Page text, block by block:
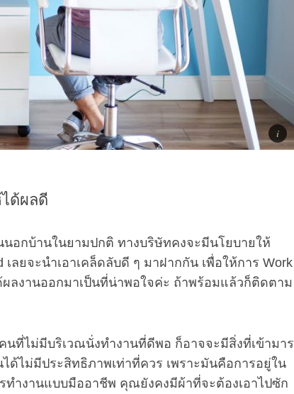
ด้ผลดี
กบ้านในยามปกติ ทางบริษัทคงจะมีนโยบายให้
ลยจะนำเอาเคล็ดลับดี ๆ มาฝากกัน เพื่อให้การ Work
ลงานออกมาเป็นที่น่าพอใจค่ะ ถ้าพร้อมแล้วก็ติดตาม
ที่ไม่มีบริเวณนั่งทำงานที่ดีพอ ก็อาจจะมีสิ่งที่เข้ามาร
ด้ไม่มีประสิทธิภาพเท่าที่ควร เพราะมันคือการอยู่ใน
งานแบบมืออาชีพ คุณยังคงมีผ้าที่จะต้องเอาไปซัก